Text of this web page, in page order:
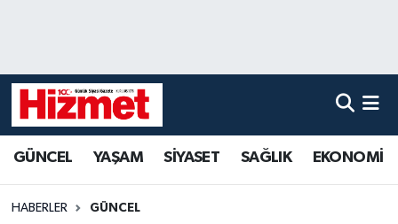
GÜNCEL YAŞAM SİYASET SAĞLIK EKONOMİ
HABERLER GÜNCEL
YAŞAM
SİYASET
SAĞLIK
Denizli Hava Durumu
Denizli Trafik Yoğunluk Haritası
Süper Lig Puan Durumu ve Fikstür